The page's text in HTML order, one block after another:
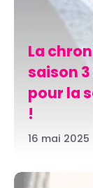
La
saison
pour la
!
16 mai 2025